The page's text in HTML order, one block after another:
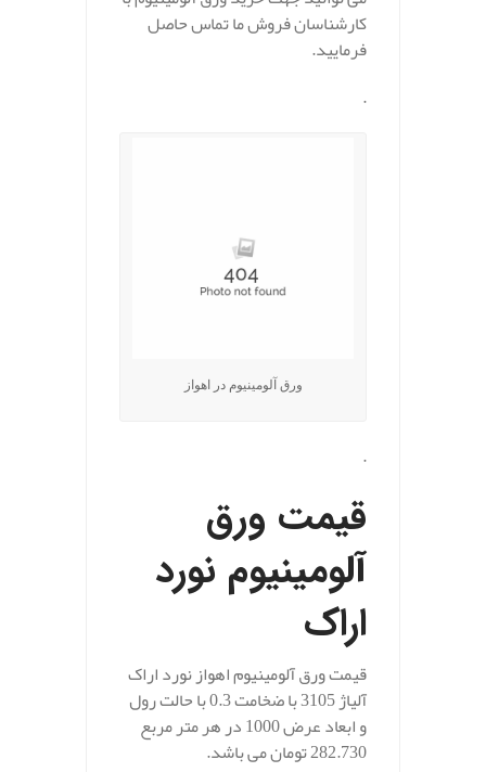
کارشناسان فروش ما تماس حاصل
فرمایید.
.
ورق آلومینیوم در اهواز
.
قیمت ورق
آلومینیوم نورد
اراک
قیمت ورق آلومینیوم اهواز نورد اراک
آلیاژ 3105 با ضخامت 0.3 با حالت رول
و ابعاد عرض 1000 در هر متر مربع
282.730 تومان می باشد.